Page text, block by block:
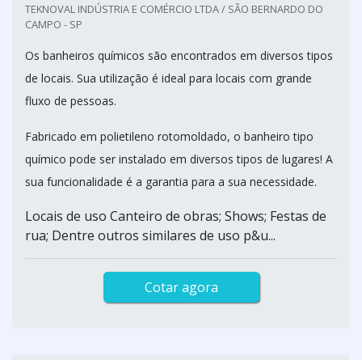
TEKNOVAL INDÚSTRIA E COMÉRCIO LTDA / SÃO BERNARDO DO
CAMPO - SP
Os banheiros químicos são encontrados em diversos tipos
de locais. Sua utilização é ideal para locais com grande
fluxo de pessoas.
Fabricado em polietileno rotomoldado, o banheiro tipo
químico pode ser instalado em diversos tipos de lugares! A
sua funcionalidade é a garantia para a sua necessidade.
Locais de uso Canteiro de obras; Shows; Festas de
rua; Dentre outros similares de uso p&u...
Cotar agora